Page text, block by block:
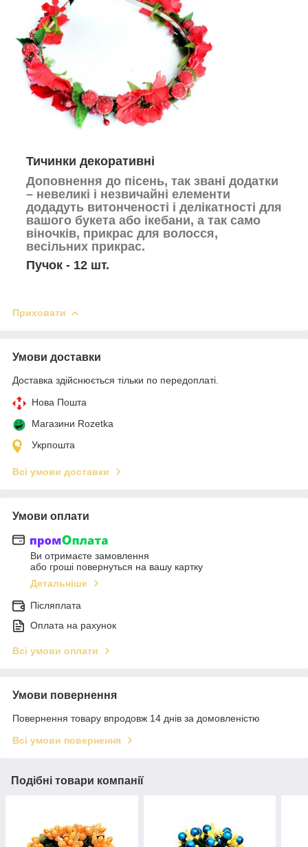
Тичинки декоративні
Доповнення до пісень, так звані додатки
– невеликі і незвичайні елементи
додадуть витонченості і делікатності для
вашого букета або ікебани, а так само
віночків, прикрас для волосся,
весільних прикрас.
Пучок - 12 шт.
Приховати
Умови доставки
Доставка здійснюється тільки по передоплаті.
Нова Пошта
Магазини Rozetka
Укрпошта
Всі умови доставки
Умови оплати
Ви отримаєте замовлення
або гроші повернуться на вашу картку
Детальніше
Післяплата
Оплата на рахунок
Всі умови оплати
Умови повернення
Повернення товару впродовж 14 днів за домовленістю
Всі умови повернення
Подібні товари компанії